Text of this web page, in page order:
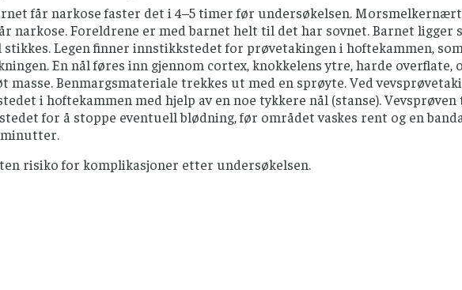
får narkose faster det i 4–5 timer før undersøkelsen.
narkose. Foreldrene er med barnet helt til det har sovnet. Barnet ligger
stikkes. Legen finner innstikkstedet for prøvetakingen i hoftekammen,
En nål føres inn gjennom cortex, knokkelens ytre, harde overflate,
masse. Benmargsmateriale trekkes ut med en sprøyte. Ved
i hoftekammen med hjelp av en noe tykkere nål (stanse).
for å stoppe eventuell blødning, før området vaskes rent og en
risiko for komplikasjoner etter undersøkelsen.